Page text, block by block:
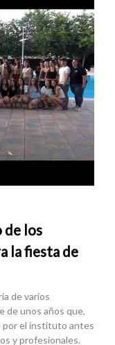
de los
la fiesta de
de varios
de unos años que,
por el instituto antes
y profesionales.